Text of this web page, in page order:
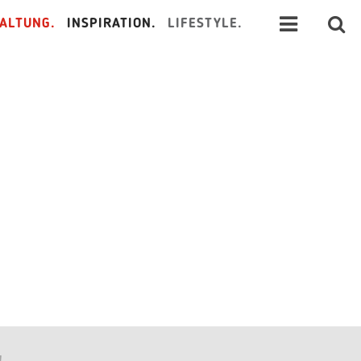
INSPIRATION. LIFESTYLE.